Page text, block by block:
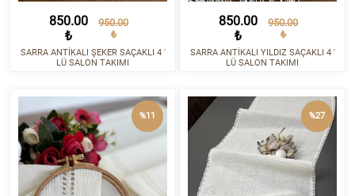
850.00
₺
950.00
₺
SARRA ANTİKALI ŞEKER SAÇAKLI 4 '
LÜ SALON TAKIMI
850.00
₺
950.00
₺
SARRA ANTİKALI YILDIZ SAÇAKLI 4 '
LÜ SALON TAKIMI
%11 %27